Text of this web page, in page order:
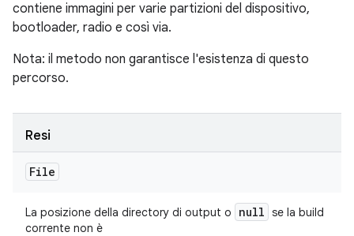
contiene immagini per varie partizioni del dispositivo,
bootloader, radio e così via.
Nota: il metodo non garantisce l'esistenza di questo
percorso.
Resi
File
La posizione della directory di output o null se la build
corrente non è